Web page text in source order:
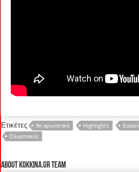
Ετικέτες 9η αγωνιστική Highlights
Ολυμπιακός
About kokkina.gr TEAM